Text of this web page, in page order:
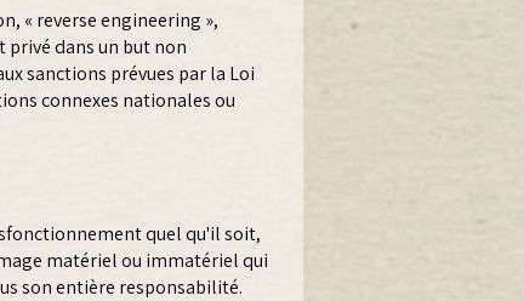
« reverse engineering »,
dans un but non
sanctions prévues par la Loi
connexes nationales ou
quel qu'il soit,
matériel ou immatériel qui
son entière responsabilité.